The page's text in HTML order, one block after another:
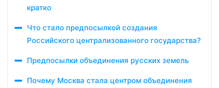
кратко
Что стало предпосылкой создания
Российского централизованного государства?
Предпосылки объединения русских земель
Почему Москва стала центром объединения